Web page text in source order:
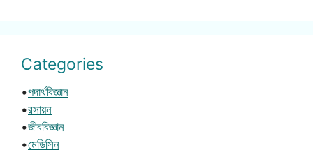
Categories
•পদার্থবিজ্ঞান
•রসায়ন
•জীববিজ্ঞান
•মেডিসিন